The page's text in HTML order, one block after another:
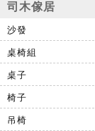
司木傢居
沙發
桌椅組
桌子
椅子
吊椅